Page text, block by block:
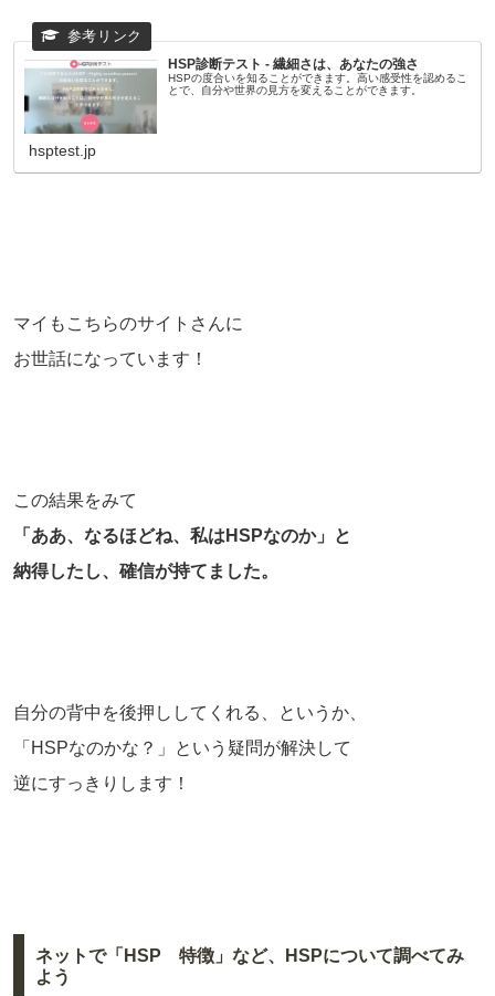
HSP診断テスト - 繊細さは、あなたの強さ
HSPの度合いを知ることができます。高い感受性を認めるこ
とで、自分や世界の見方を変えることができます。
hsptest.jp
マイもこちらのサイトさんに
お世話になっています！
この結果をみて
「ああ、なるほどね、私はHSPなのか」と
納得したし、確信が持てました。
自分の背中を後押ししてくれる、というか、
「HSPなのかな？」という疑問が解決して
逆にすっきりします！
ネットで「HSP 特徴」など、HSPについて調べてみ
よう